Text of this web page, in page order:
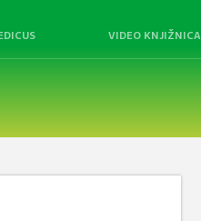
VIDEO KNJIŽNICA